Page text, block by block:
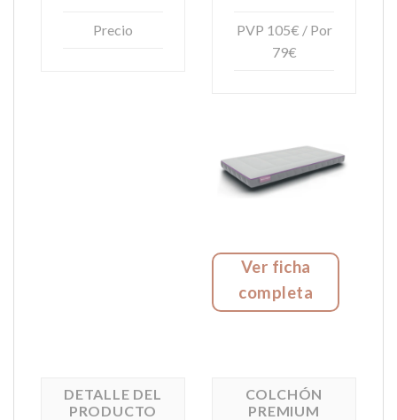
Precio
PVP 105€ / Por
79€
Ver ficha
completa
DETALLE DEL
PRODUCTO
COLCHÓN
PREMIUM